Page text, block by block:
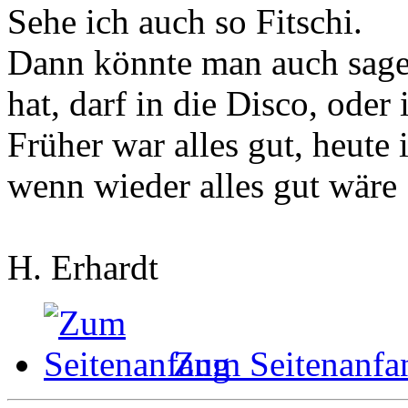
Sehe ich auch so Fitschi.
Dann könnte man auch
hat, darf in die Disco, oder
Früher war alles gut, heute
wenn wieder alles gut wäre
H. Erhardt
Zum